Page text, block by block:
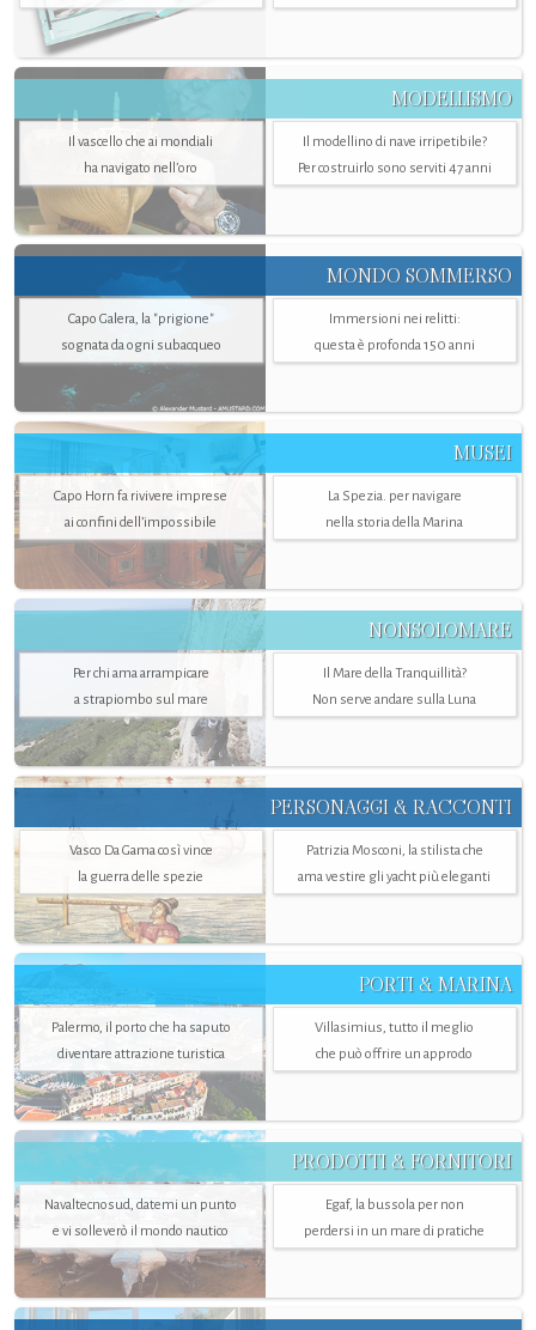
MODELLISMO
Il vascello che ai mondiali
ha navigato nell’oro
Il modellino di nave irripetibile?
Per costruirlo sono serviti 47 anni
MONDO SOMMERSO
Capo Galera, la "prigione"
sognata da ogni subacqueo
Immersioni nei relitti:
questa è profonda 150 anni
MUSEI
Capo Horn fa rivivere imprese
ai confini dell’impossibile
La Spezia. per navigare
nella storia della Marina
NONSOLOMARE
Per chi ama arrampicare
a strapiombo sul mare
Il Mare della Tranquillità?
Non serve andare sulla Luna
PERSONAGGI & RACCONTI
Vasco Da Gama così vince
la guerra delle spezie
Patrizia Mosconi, la stilista che
ama vestire gli yacht più eleganti
PORTI & MARINA
Palermo, il porto che ha saputo
diventare attrazione turistica
Villasimius, tutto il meglio
che può offrire un approdo
PRODOTTI & FORNITORI
Navaltecnosud, datemi un punto
e vi solleverò il mondo nautico
Egaf, la bussola per non
perdersi in un mare di pratiche